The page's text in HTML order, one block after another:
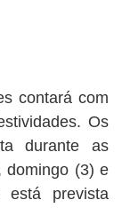
contará com
Os
durante as
domingo (3) e
está prevista